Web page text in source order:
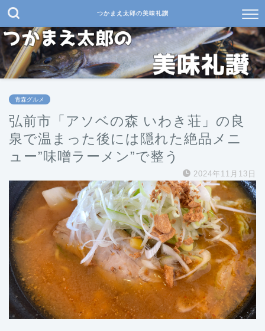
つかまえ太郎の美味礼讃
青森グルメ
弘前市「アソベの森 いわき荘」の良
泉で温まった後には隠れた絶品メニ
ュー”味噌ラーメン”で整う
2024年11月13日